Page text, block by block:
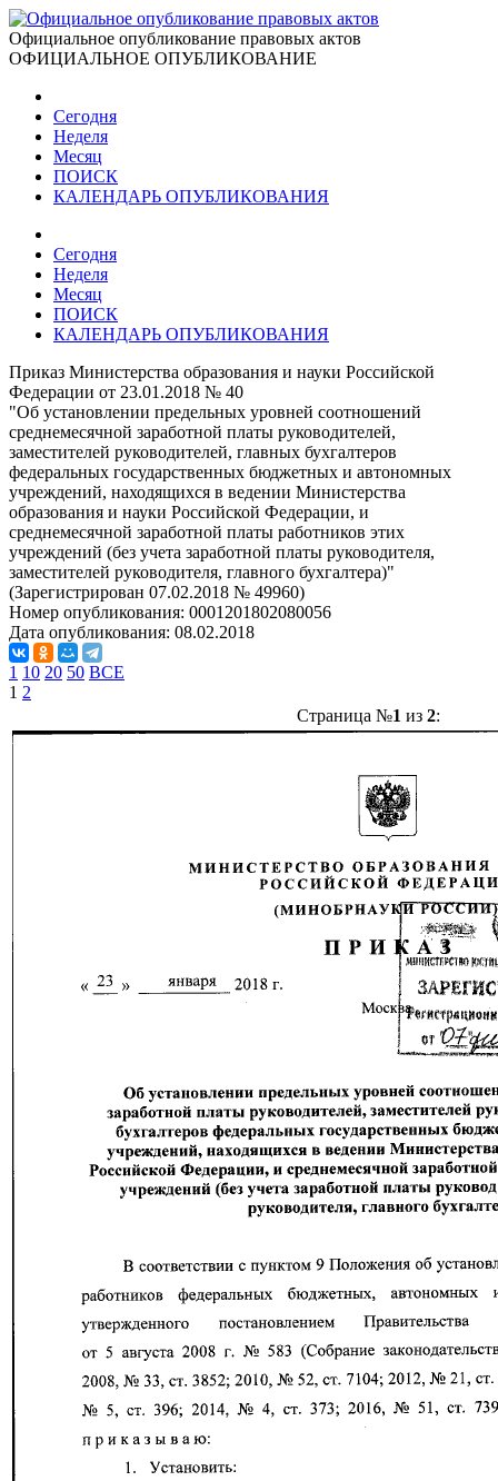
Официальное опубликование правовых актов
ОФИЦИАЛЬНОЕ ОПУБЛИКОВАНИЕ
Сегодня
Неделя
Месяц
ПОИСК
КАЛЕНДАРЬ ОПУБЛИКОВАНИЯ
Сегодня
Неделя
Месяц
ПОИСК
КАЛЕНДАРЬ ОПУБЛИКОВАНИЯ
Приказ Министерства образования и науки Российской
Федерации от 23.01.2018 № 40
"Об установлении предельных уровней соотношений
среднемесячной заработной платы руководителей,
заместителей руководителей, главных бухгалтеров
федеральных государственных бюджетных и автономных
учреждений, находящихся в ведении Министерства
образования и науки Российской Федерации, и
среднемесячной заработной платы работников этих
учреждений (без учета заработной платы руководителя,
заместителей руководителя, главного бухгалтера)"
(Зарегистрирован 07.02.2018 № 49960)
Номер опубликования: 0001201802080056
Дата опубликования: 08.02.2018
1 10 20 50 ВСЕ
1 2
Страница №1 из 2: